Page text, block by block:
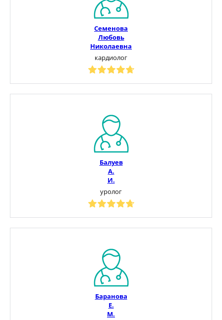
Семенова
Любовь
Николаевна
кардиолог
Балуев
А.
И.
уролог
Баранова
Е.
М.